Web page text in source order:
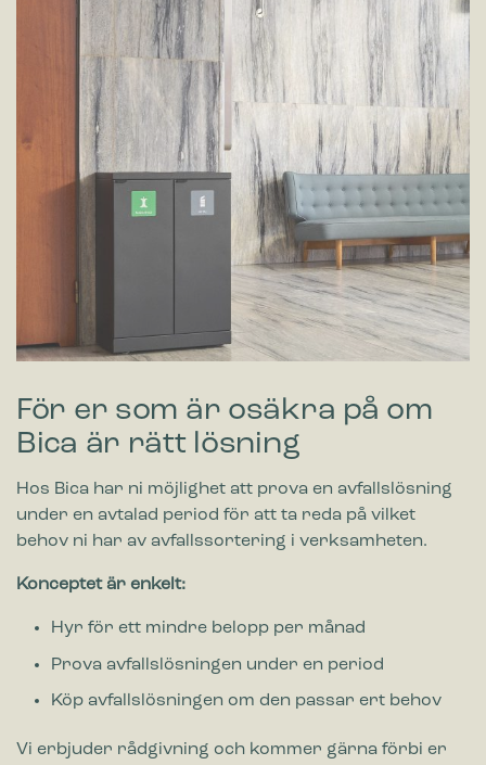
För er som är osäkra på om
Bica är rätt lösning
Hos Bica har ni möjlighet att prova en avfallslösning
under en avtalad period för att ta reda på vilket
behov ni har av avfallssortering i verksamheten.
Konceptet är enkelt:
Hyr för ett mindre belopp per månad
Prova avfallslösningen under en period
Köp avfallslösningen om den passar ert behov
Vi erbjuder rådgivning och kommer gärna förbi er